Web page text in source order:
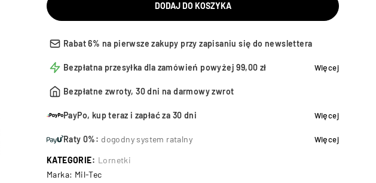
DODAJ DO KOSZYKA
Rabat 6% na pierwsze zakupy przy zapisaniu się do newslettera
Bezpłatna przesyłka dla zamówień powyżej 99,00 zł Więcej
Bezpłatne zwroty, 30 dni na darmowy zwrot
PayPo, kup teraz i zapłać za 30 dni Więcej
Raty 0%: dogodny system ratalny Więcej
KATEGORIE: Lornetki
Marka: Mil-Tec